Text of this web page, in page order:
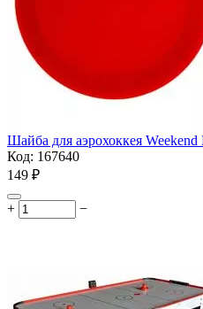
Шайба для аэрохоккея
Код: 167640
‍149‍ ₽
+ −